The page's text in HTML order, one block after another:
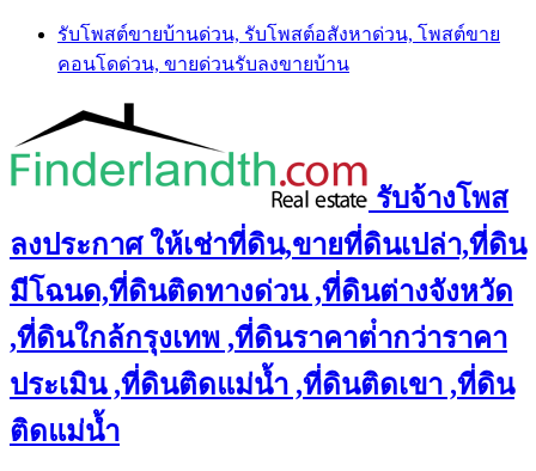
Skip
content
รับโพสต์ขายบ้านด่วน, รับโพสต์อสังหาด่วน, โพสต์ขาย
คอนโดด่วน, ขายด่วนรับลงขายบ้าน
รับจ้างโพส
ลงประกาศ ให้เช่าที่ดิน,ขายที่ดินเปล่า,ที่ดิน
มีโฉนด,ที่ดินติดทางด่วน ,ที่ดินต่างจังหวัด
,ที่ดินใกล้กรุงเทพ ,ที่ดินราคาต่ํากว่าราคา
ประเมิน ,ที่ดินติดแม่น้ำ ,ที่ดินติดเขา ,ที่ดิน
ติดแม่น้ำ